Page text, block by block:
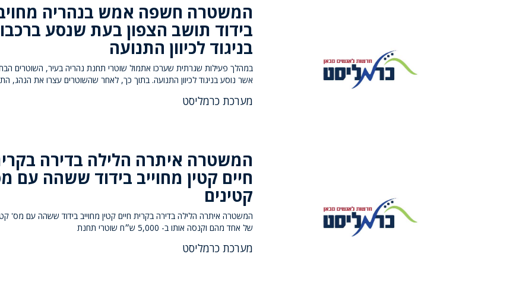
המשטרה חשפה אמש בנהריה
בידוד תושב הצפון בעת שנסע ברכבו
בניגוד לכיוון התנועה
במהלך פעילות שגרתית שערכו אתמול שוטרי תחנת נהריה בעיר, השוטרים
אשר נוסע בניגוד לכיוון התנועה. בתוך כך, לאחר שהשוטרים עצרו את הנהג,
מערכת כרמליסט
המשטרה איתרה הלילה בדירה
חיים קטין מחוייב בידוד ששהה עם
קטינים
המשטרה איתרה הלילה בדירה בקרית חיים קטין מחוייב בידוד ששהה עם מס'
של אחד מהם וקנסה אותו ב- 5,000 ש״ח שוטרי תחנת
מערכת כרמליסט